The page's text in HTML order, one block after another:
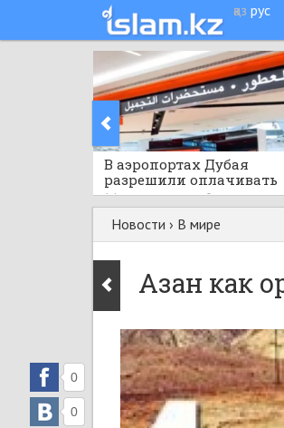
қаз рус
​В аэропортах Дубая
разрешили оплачивать
покупки
14 часов назад 0
Новости › В мире
Азан как
0
0